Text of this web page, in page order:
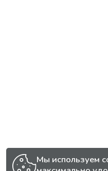
Мы используем